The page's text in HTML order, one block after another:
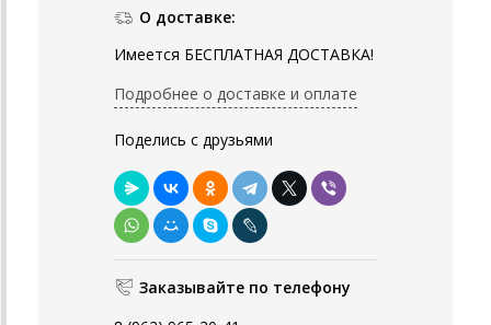
О доставке:
Имеется БЕСПЛАТНАЯ ДОСТАВКА!
Подробнее о доставке и оплате
Поделись с друзьями
Заказывайте по телефону